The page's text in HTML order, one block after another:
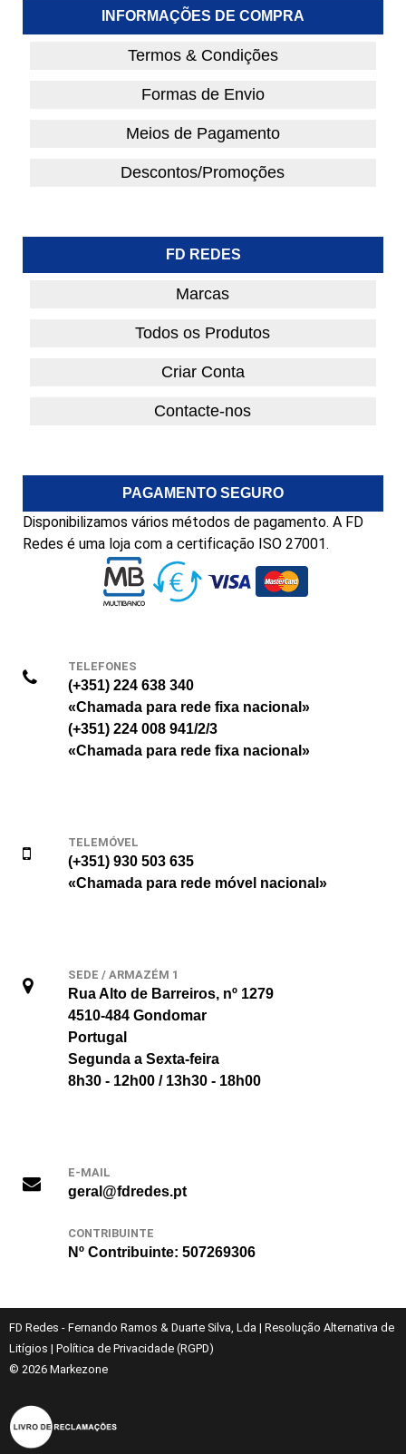
INFORMAÇÕES DE COMPRA
Termos & Condições
Formas de Envio
Meios de Pagamento
Descontos/Promoções
FD REDES
Marcas
Todos os Produtos
Criar Conta
Contacte-nos
PAGAMENTO SEGURO
Disponibilizamos vários métodos de pagamento. A FD
Redes é uma loja com a certificação ISO 27001.
TELEFONES
(+351) 224 638 340
«Chamada para rede fixa nacional»
(+351) 224 008 941/2/3
«Chamada para rede fixa nacional»
TELEMÓVEL
(+351) 930 503 635
«Chamada para rede móvel nacional»
SEDE / ARMAZÉM 1
Rua Alto de Barreiros, nº 1279
4510-484 Gondomar
Portugal
Segunda a Sexta-feira
8h30 - 12h00 / 13h30 - 18h00
E-MAIL
geral@fdredes.pt
CONTRIBUINTE
Nº Contribuinte: 507269306
FD Redes - Fernando Ramos & Duarte Silva, Lda | Resolução Alternativa de
Litígios | Política de Privacidade (RGPD)
© 2026 Markezone